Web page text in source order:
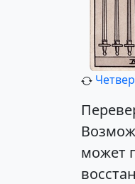
может